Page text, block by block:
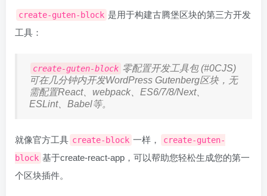
create-guten-block 是用于构建古腾堡区块的第三方开发
工具：
create-guten-block 零配置开发工具包 (#0CJS)
可在几分钟内开发WordPress Gutenberg区块，无
需配置React、webpack、ES6/7/8/Next、
ESLint、Babel等。
就像官方工具 create-block 一样，
create-guten-
block 基于create-react-app，可以帮助您轻松生成您的第一
个区块插件。